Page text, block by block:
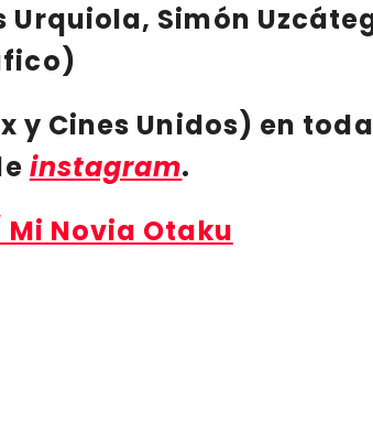
Urquiola, Simón
y Cines Unidos) en
instagram.
Novia Otaku